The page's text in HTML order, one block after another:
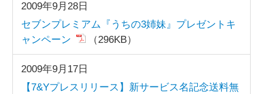
2009年9月28日
セブンプレミアム『うちの3姉妹』プレゼントキ
ャンペーン
（296KB）
2009年9月17日
【7&Yプレスリリース】新サービス名記念送料無